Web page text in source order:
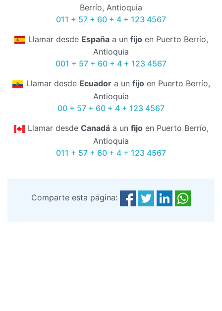
Berrío, Antioquia
011 + 57 + 60 + 4 + 123 4567
Llamar desde España a un fijo en Puerto Berrío,
Antioquia
001 + 57 + 60 + 4 + 123 4567
Llamar desde Ecuador a un fijo en Puerto Berrío,
Antioquia
00 + 57 + 60 + 4 + 123 4567
Llamar desde Canadá a un fijo en Puerto Berrío,
Antioquia
011 + 57 + 60 + 4 + 123 4567
Comparte esta página: